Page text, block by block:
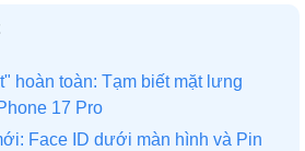
hoàn toàn: Tạm biết mặt lưng
17 Pro
Face ID dưới màn hình và Pin